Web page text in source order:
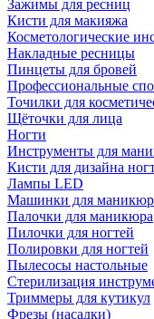
Зажимы для ресниц
Кисти для макияжа
Косметологические
Накладные ресницы
Пинцеты для бровей
Профессиональные
Точилки для
Щёточки для лица
Ногти
Инструменты для
Кисти для дизайна
Лампы LED
Машинки для
Палочки для маникюра
Пилочки для ногтей
Полировки для ногтей
Пылесосы настольные
Стерилизация
Триммеры для кутикул
Фрезы (насадки)